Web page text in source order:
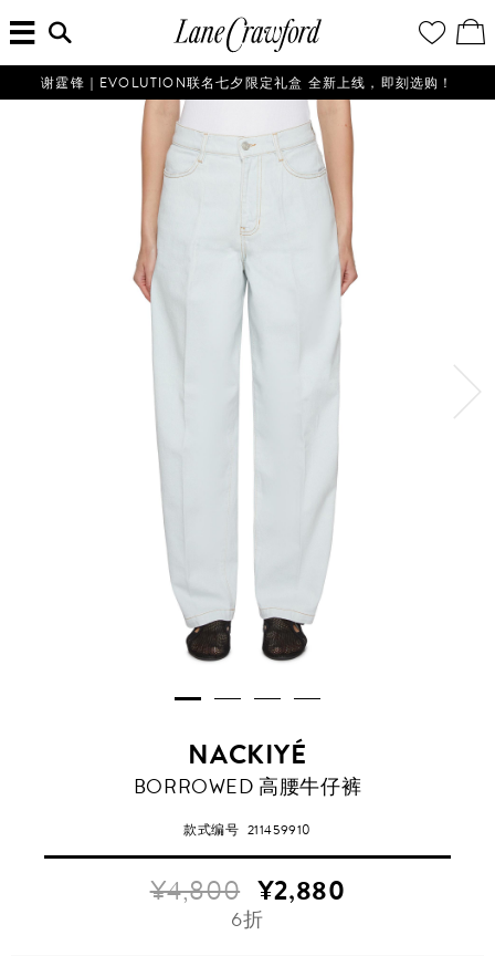
佛
探
你
的
时
尚
世
界
的
愿
望
清
单
看
／
修
购
单
入
搜
索
信
息...
谢霆锋｜EVOLUTION联名七夕限定礼盒 全新上线，即刻选购！
NACKIYÉ
BORROWED 高腰牛仔裤
款式编号 211459910
¥4,800 ¥2,880
6折